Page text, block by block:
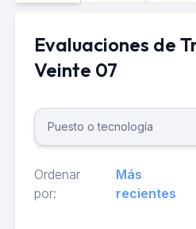
Evaluaciones de
Veinte 07
Ordenar
por:
Más
recientes